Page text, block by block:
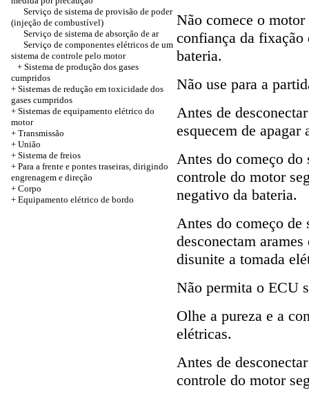
Serviço de sistema de provisão de poder
(injeção de combustível)
Serviço de sistema de absorção de ar
Serviço de componentes elétricos de um
sistema de controle pelo motor
+ Sistema de produção dos gases
cumpridos
+ Sistemas de redução em toxicidade dos
gases cumpridos
+ Sistemas de equipamento elétrico do
motor
+ Transmissão
+ União
+ Sistema de freios
+ Para a frente e pontes traseiras, dirigindo
engrenagem e direção
+ Corpo
+ Equipamento elétrico de bordo
Não comece o motor
confiança da fixação
bateria.
Não use para a
Antes de
esquecem de
Antes do começo do
controle do motor
negativo da bateria.
Antes do começo de
desconectam
disunite a tomada
Não permita o ECU
Olhe a pureza e a
elétricas.
Antes de
controle do motor